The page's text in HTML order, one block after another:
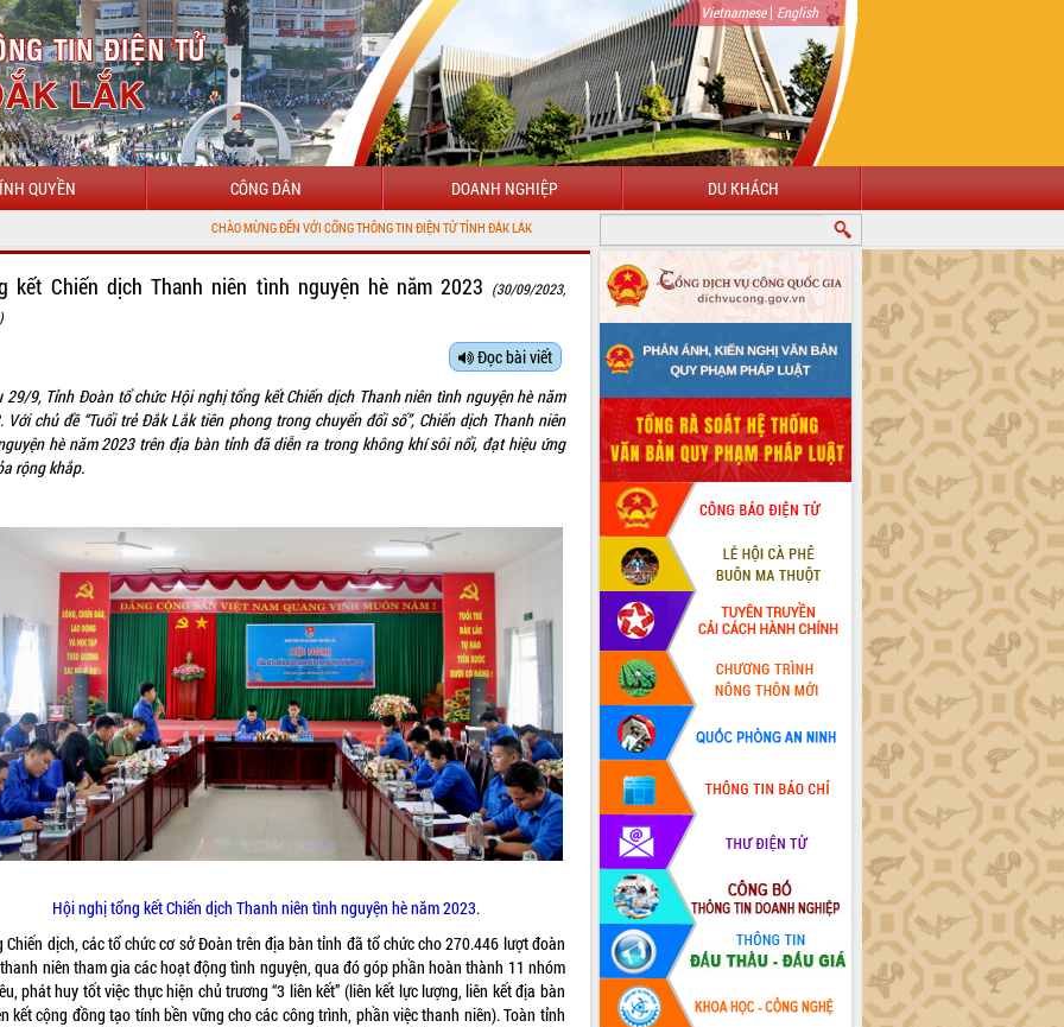
Vietnamese| English
QUYỀN CÔNG DÂN DOANH NGHIỆP DU KHÁCH
CHÀO MỪNG ĐẾN VỚI CỔNG THÔNG TIN ĐIỆN TỬ TỈNH ĐẮK LẮK
kết Chiến dịch Thanh niên tình nguyện hè năm 2023 (30/09/2023,
Đọc bài viết
29/9, Tỉnh Đoàn tổ chức Hội nghị tổng kết Chiến dịch Thanh niên tình nguyện hè năm
Với chủ đề “Tuổi trẻ Đắk Lắk tiên phong trong chuyển đổi số”, Chiến dịch Thanh niên
hè năm 2023 trên địa bàn tỉnh đã diễn ra trong không khí sôi nổi, đạt hiệu ứng
rộng khắp.
Hội nghị tổng kết Chiến dịch Thanh niên tình nguyện hè năm 2023.
Chiến dịch, các tổ chức cơ sở Đoàn trên địa bàn tỉnh đã tổ chức cho 270.446 lượt đoàn
niên tham gia các hoạt động tình nguyện, qua đó góp phần hoàn thành 11 nhóm
phát huy tốt việc thực hiện chủ trương “3 liên kết” (liên kết lực lượng, liên kết địa bàn
kết cộng đồng tạo tính bền vững cho các công trình, phần việc thanh niên). Toàn tỉnh